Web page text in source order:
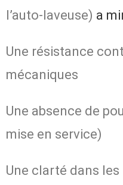
l’auto-laveuse) a
Une résistance
mécaniques
Une absence de
mise en service)
Une clarté dans